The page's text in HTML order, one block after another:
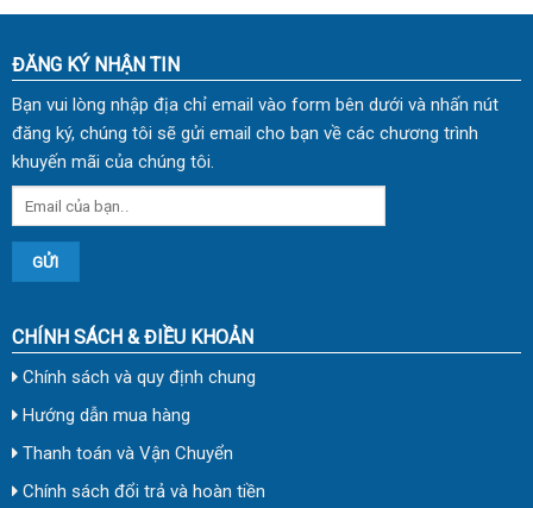
ĐĂNG KÝ NHẬN TIN
Bạn vui lòng nhập địa chỉ email vào form bên dưới và nhấn nút
đăng ký, chúng tôi sẽ gửi email cho bạn về các chương trình
khuyến mãi của chúng tôi.
CHÍNH SÁCH & ĐIỀU KHOẢN
Chính sách và quy định chung
Hướng dẫn mua hàng
Thanh toán và Vận Chuyển
Chính sách đổi trả và hoàn tiền